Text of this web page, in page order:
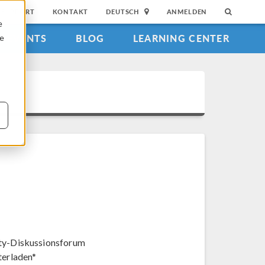
SUPPORT KONTAKT DEUTSCH ANMELDEN
EVENTS BLOG LEARNING CENTER
Diskussionsforum